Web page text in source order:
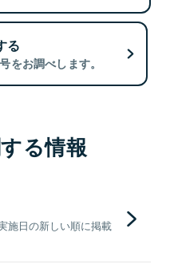
る
をお調べします。
る情報
施日の新しい順に掲載